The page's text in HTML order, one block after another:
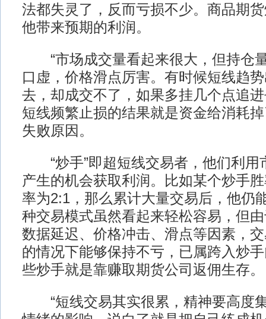
法都失灵了，反而亏损不少。商品期
他带来预期的利润。
“市场成交量看起来很大，但持仓
口虚，价格滑点厉害。有时候短线趋
去，却成交不了，如果多挂几个点追
短线频繁止损的结果就是资金给消耗
失败原因。
“炒手”即超短线交易者，他们利用
产生的机会获取利润。比如某个炒手
率为2:1，那么累计大量交易后，他仍
种交易模式虽然看起来轻松容易，但
数据延迟、价格冲击、滑点等因素，
的情况下能够保持不亏，已属跨入炒
些炒手就是靠赚取期货公司返佣生存。
“短线交易其实很累，精神要高度